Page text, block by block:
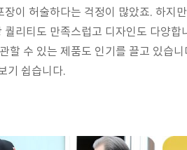
이 허술하다는 걱정이 많았죠. 하지
리티도 만족스럽고 디자인도 다양
할 수 있는 제품도 인기를 끌고 있습
기 쉽습니다.